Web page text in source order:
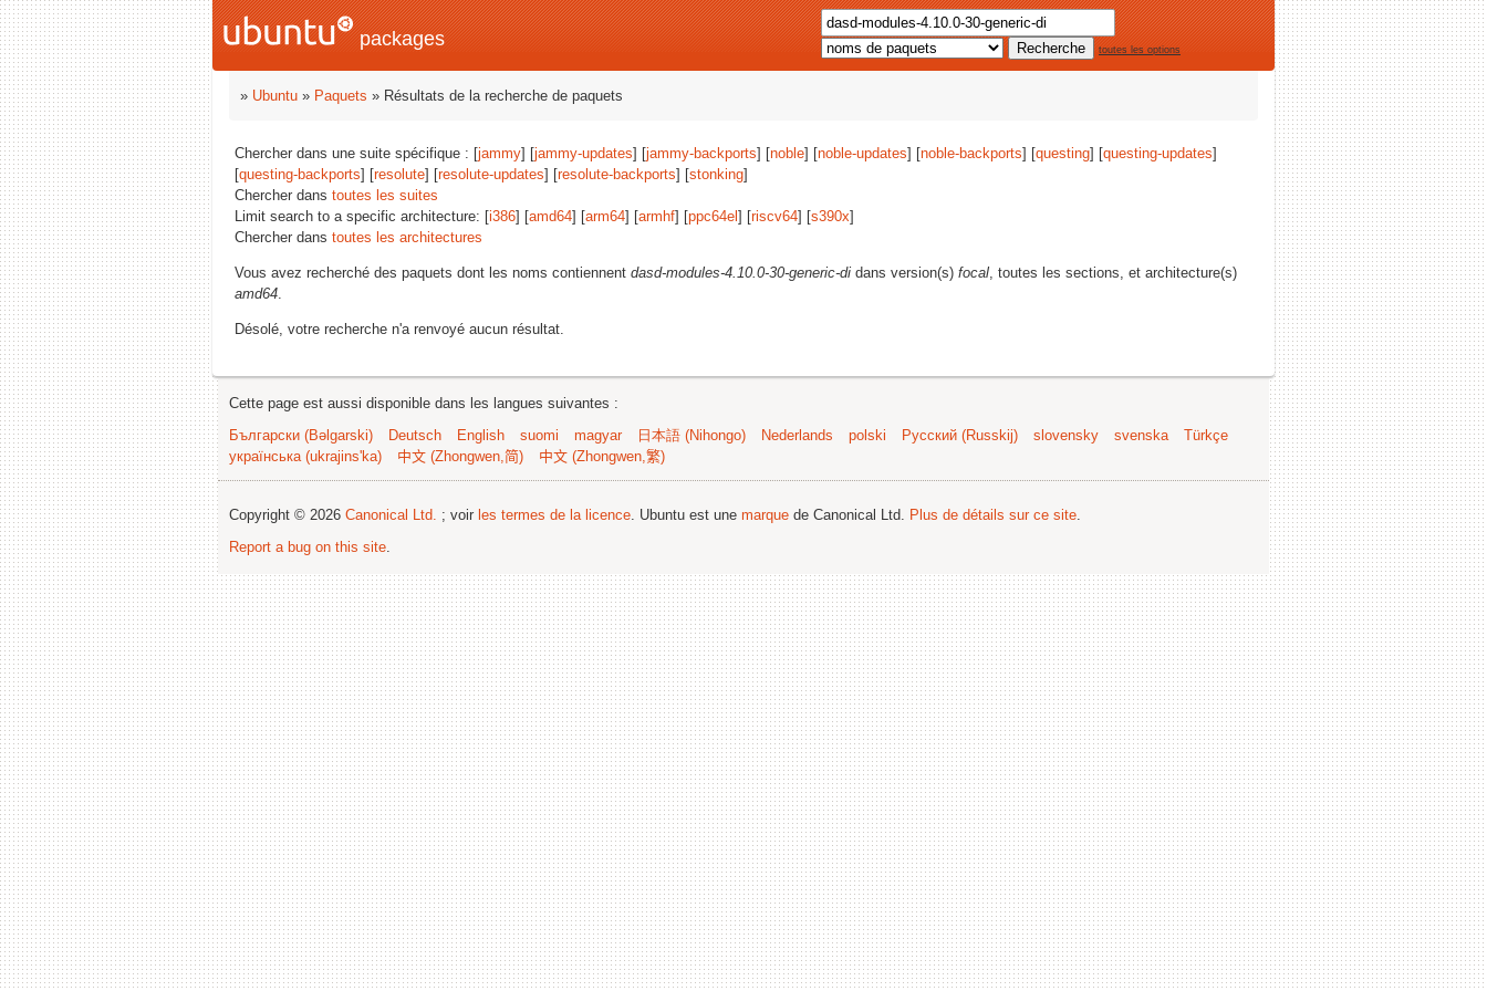
packages toutes les options
» Ubuntu » Paquets » Résultats de la recherche de paquets
Chercher dans une suite spécifique : [jammy] [jammy-updates] [jammy-backports] [noble] [noble-updates] [noble-backports] [questing] [questing-updates]
[questing-backports] [resolute] [resolute-updates] [resolute-backports] [stonking]
Chercher dans toutes les suites
Limit search to a specific architecture: [i386] [amd64] [arm64] [armhf] [ppc64el ] [riscv64] [s390x]
Chercher dans toutes les architectures
Vous avez recherché des paquets dont les noms contiennent dasd-modules-4.10.0-30-generic-di dans version(s) focal, toutes les sections, et architecture(s)
amd64.
Désolé, votre recherche n'a renvoyé aucun résultat.
Cette page est aussi disponible dans les langues suivantes :
Български (Bəlgarski)
Deutsch English suomi magyar 日本語 (Nihongo) Nederlands polski Русский (Russkij) slovensky svenska
Türkçe
українська (ukrajins'ka)
中文 (Zhongwen,简) 中文 (Zhongwen,繁)
Copyright © 2026 Canonical Ltd. ; voir les termes de la licence. Ubuntu est une marque de Canonical Ltd. Plus de détails sur ce site.
Report a bug on this site.